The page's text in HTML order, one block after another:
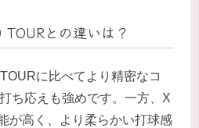
との違いは？
に比べてより精密なコ
ち応えも強めです。一方、X
が高く、より柔らかい打球感